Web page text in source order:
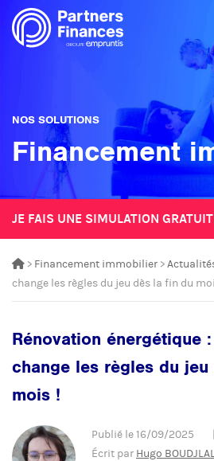
NOS SOLUTIONS
Financement
JE FAIS UNE SIMULATION
> Financement immobilier >
change les règles du jeu dès la fin du
Rénovation énergétique :
change les règles du
mois !
Publié le16/09/2025 |
Écrit par Hugo